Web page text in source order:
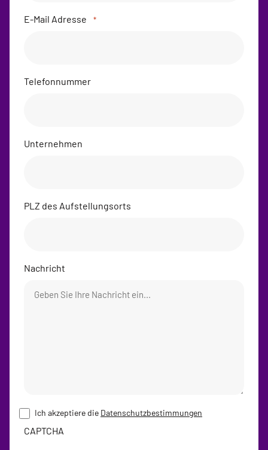
E-Mail Adresse *
Telefonnummer
Unternehmen
PLZ des Aufstellungsorts
Nachricht
Einwilligung
Ich akzeptiere die Datenschutzbestimmungen
CAPTCHA